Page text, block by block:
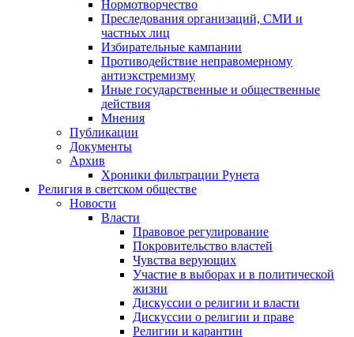
Нормотворчество
Преследования организаций, СМИ и
частных лиц
Избирательные кампании
Противодействие неправомерному
антиэкстремизму
Иные государственные и общественные
действия
Мнения
Публикации
Документы
Архив
Хроники фильтрации Рунета
Религия в светском обществе
Новости
Власти
Правовое регулирование
Покровительство властей
Чувства верующих
Участие в выборах и в политической
жизни
Дискуссии о религии и власти
Дискуссии о религии и праве
Религии и карантин